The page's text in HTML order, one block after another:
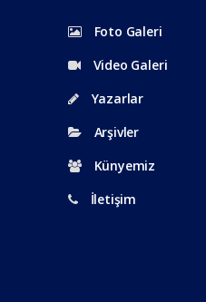
Foto Galeri
Video Galeri
Yazarlar
Arşivler
Künyemiz
İletişim